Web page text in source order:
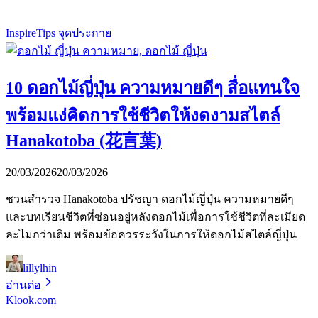
InspireTips จุดประกาย
10 ดอกไม้ญี่ปุ่น ความหมายดีๆ สื่อแทนใจ
พร้อมแง่คิดการใช้ชีวิตให้งดงามสไตล์
Hanakotoba (花言葉)
20/03/202620/03/2026
ชวนสำรวจ Hanakotoba ปรัชญา ดอกไม้ญี่ปุ่น ความหมายดีๆ
และบทเรียนชีวิตที่ซ่อนอยู่หลังดอกไม้เพื่อการใช้ชีวิตที่ละเมียด
ละไมกว่าเดิม พร้อมข้อควรระวังในการให้ดอกไม้สไตล์ญี่ปุ่น
lillylhin
อ่านต่อ
Klook.com